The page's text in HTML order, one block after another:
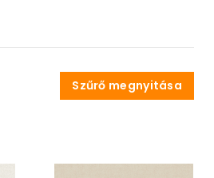
Szűrő megnyitása